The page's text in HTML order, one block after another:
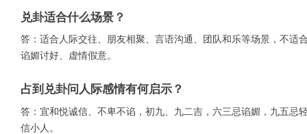
兑卦适合什么场景？
答：适合人际交往、朋友相聚、言语沟通、团队和乐等场景，不适
谄媚讨好、虚情假意。
占到兑卦问人际感情有何启示？
答：宜和悦诚信、不卑不谄，初九、九二吉，六三忌谄媚，九五忌
信小人。